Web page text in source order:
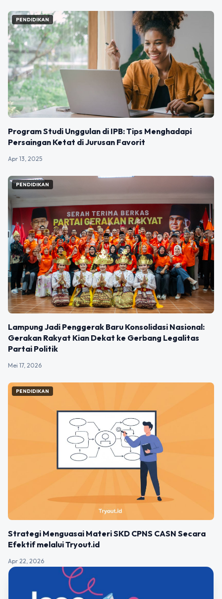
PENDIDIKAN
Program Studi Unggulan di IPB: Tips Menghadapi
Persaingan Ketat di Jurusan Favorit
Apr 13, 2025
PENDIDIKAN
Lampung Jadi Penggerak Baru Konsolidasi Nasional:
Gerakan Rakyat Kian Dekat ke Gerbang Legalitas
Partai Politik
Mei 17, 2026
PENDIDIKAN
Strategi Menguasai Materi SKD CPNS CASN Secara
Efektif melalui Tryout.id
Apr 22, 2026